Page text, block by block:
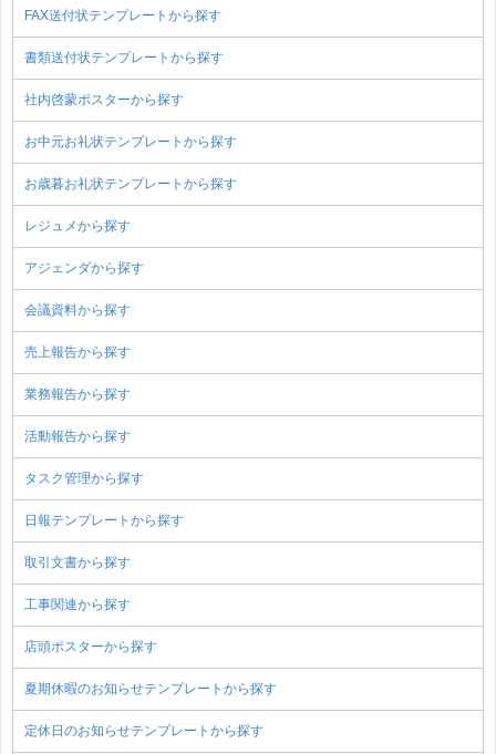
FAX送付状テンプレートから探す
書類送付状テンプレートから探す
社内啓蒙ポスターから探す
お中元お礼状テンプレートから探す
お歳暮お礼状テンプレートから探す
レジュメから探す
アジェンダから探す
会議資料から探す
売上報告から探す
業務報告から探す
活動報告から探す
タスク管理から探す
日報テンプレートから探す
取引文書から探す
工事関連から探す
店頭ポスターから探す
夏期休暇のお知らせテンプレートから探す
定休日のお知らせテンプレートから探す